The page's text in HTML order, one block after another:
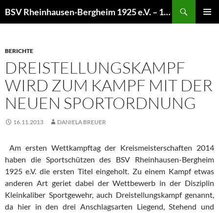
Inhalt
BSV Rheinhausen-Bergheim 1925 e.V. – 100% Sportschießen
BERICHTE
DREISTELLUNGSKAMPF
WIRD ZUM KAMPF MIT DER
NEUEN SPORTORDNUNG
16.11.2013 DANIELA BREUER
Am ersten Wettkampftag der Kreismeisterschaften 2014
haben die Sportschützen des BSV Rheinhausen-Bergheim
1925 e.V. die ersten Titel eingeholt. Zu einem Kampf etwas
anderen Art geriet dabei der Wettbewerb in der Disziplin
Kleinkaliber Sportgewehr, auch Dreistellungskampf genannt,
da hier in den drei Anschlagsarten Liegend, Stehend und